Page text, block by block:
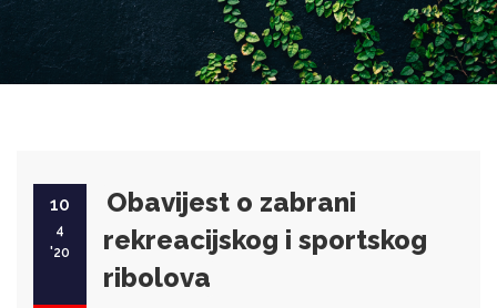
10
4
'20
Obavijest o zabrani
rekreacijskog i sportskog
ribolova